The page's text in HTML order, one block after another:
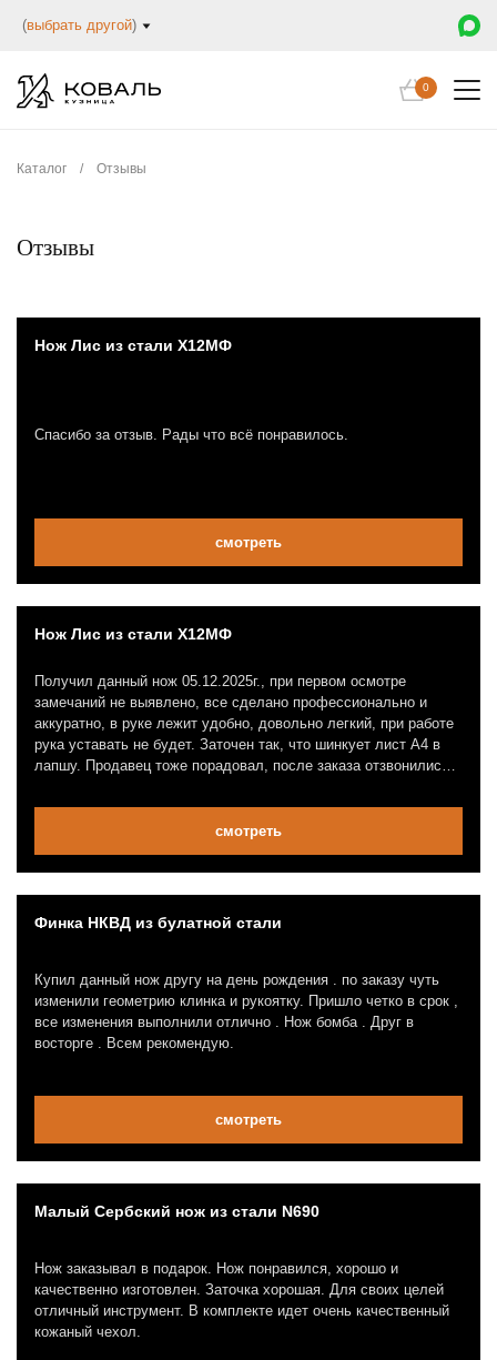
(выбрать другой)
0
Каталог / Отзывы
Отзывы
Нож Лис из стали Х12МФ
Спасибо за отзыв. Рады что всё понравилось.
смотреть
Нож Лис из стали Х12МФ
Получил данный нож 05.12.2025г., при первом осмотре
замечаний не выявлено, все сделано профессионально и
аккуратно, в руке лежит удобно, довольно легкий, при работе
рука уставать не будет. Заточен так, что шинкует лист А4 в
лапшу. Продавец тоже порадовал, после заказа отзвонились,
смотреть
Финка НКВД из булатной стали
Купил данный нож другу на день рождения . по заказу чуть
изменили геометрию клинка и рукоятку. Пришло четко в срок ,
все изменения выполнили отлично . Нож бомба . Друг в
восторге . Всем рекомендую.
смотреть
Малый Сербский нож из стали N690
Нож заказывал в подарок. Нож понравился, хорошо и
качественно изготовлен. Заточка хорошая. Для своих целей
отличный инструмент. В комплекте идет очень качественный
кожаный чехол.